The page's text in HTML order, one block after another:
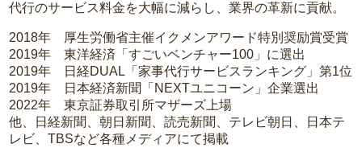
代行のサービス料金を大幅に減らし、業界の革新に貢献。
2018年 厚生労働省主催イクメンアワード特別奨励賞受賞
2019年 東洋経済「すごいベンチャー100」に選出
2019年 日経DUAL「家事代行サービスランキング」第1位
2019年 日本経済新聞「NEXTユニコーン」企業選出
2022年 東京証券取引所マザーズ上場
他、日経新聞、朝日新聞、読売新聞、テレビ朝日、日本テ
レビ、TBSなど各種メディアにて掲載